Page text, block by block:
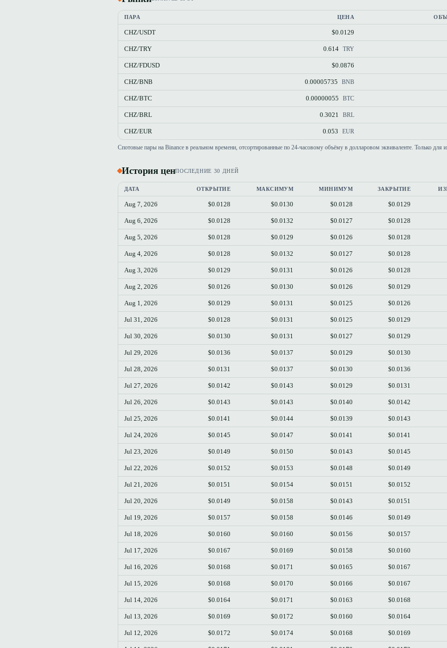
ПАРА ЦЕНА
CHZ/USDT $0.0129
CHZ/TRY 0.614 TRY
CHZ/FDUSD $0.0876
CHZ/BNB 0.00005735 BNB
CHZ/BTC 0.00000055 BTC
CHZ/BRL 0.3021 BRL
CHZ/EUR 0.053 EUR
Спотовые пары на Binance в реальном времени, отсортированные по 24-часовому объёму в долларовом эквиваленте. Только для
История ценПОСЛЕДНИЕ 30 ДНЕЙ
ДАТА ОТКРЫТИЕ МАКСИМУМ МИНИМУМ ЗАКРЫТИЕ
Aug 7, 2026 $0.0128 $0.0130 $0.0128 $0.0129
Aug 6, 2026 $0.0128 $0.0132 $0.0127 $0.0128
Aug 5, 2026 $0.0128 $0.0129 $0.0126 $0.0128
Aug 4, 2026 $0.0128 $0.0132 $0.0127 $0.0128
Aug 3, 2026 $0.0129 $0.0131 $0.0126 $0.0128
Aug 2, 2026 $0.0126 $0.0130 $0.0126 $0.0129
Aug 1, 2026 $0.0129 $0.0131 $0.0125 $0.0126
Jul 31, 2026 $0.0128 $0.0131 $0.0125 $0.0129
Jul 30, 2026 $0.0130 $0.0131 $0.0127 $0.0129
Jul 29, 2026 $0.0136 $0.0137 $0.0129 $0.0130
Jul 28, 2026 $0.0131 $0.0137 $0.0130 $0.0136
Jul 27, 2026 $0.0142 $0.0143 $0.0129 $0.0131
Jul 26, 2026 $0.0143 $0.0143 $0.0140 $0.0142
Jul 25, 2026 $0.0141 $0.0144 $0.0139 $0.0143
Jul 24, 2026 $0.0145 $0.0147 $0.0141 $0.0141
Jul 23, 2026 $0.0149 $0.0150 $0.0143 $0.0145
Jul 22, 2026 $0.0152 $0.0153 $0.0148 $0.0149
Jul 21, 2026 $0.0151 $0.0154 $0.0151 $0.0152
Jul 20, 2026 $0.0149 $0.0158 $0.0143 $0.0151
Jul 19, 2026 $0.0157 $0.0158 $0.0146 $0.0149
Jul 18, 2026 $0.0160 $0.0160 $0.0156 $0.0157
Jul 17, 2026 $0.0167 $0.0169 $0.0158 $0.0160
Jul 16, 2026 $0.0168 $0.0171 $0.0165 $0.0167
Jul 15, 2026 $0.0168 $0.0170 $0.0166 $0.0167
Jul 14, 2026 $0.0164 $0.0171 $0.0163 $0.0168
Jul 13, 2026 $0.0169 $0.0172 $0.0160 $0.0164
Jul 12, 2026 $0.0172 $0.0174 $0.0168 $0.0169